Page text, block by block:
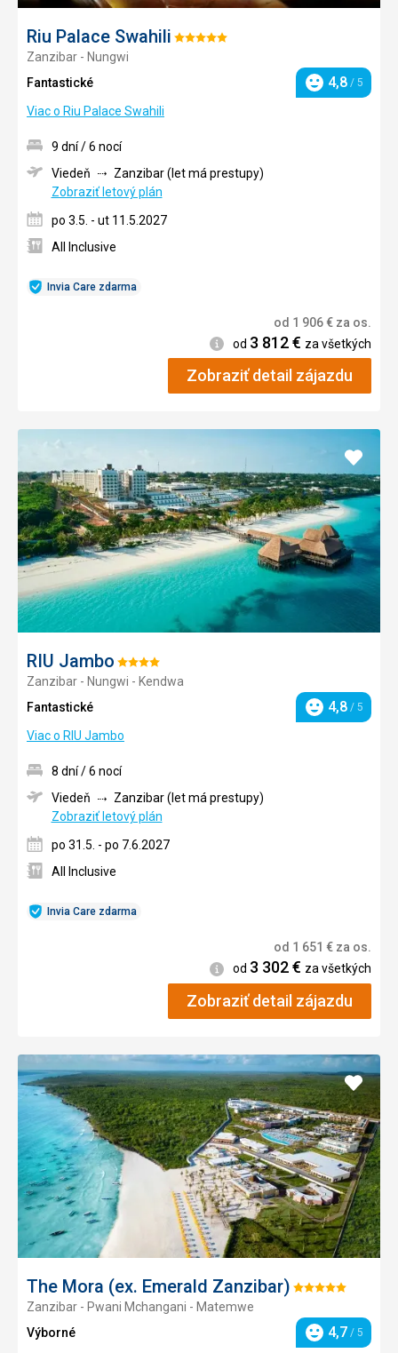
Riu Palace Swahili Hodnotenie:
Zanzibar - Nungwi
Fantastické
Hodnotenie
4,8 / 5
Viac o Riu Palace Swahili
Invia Care zdarma
9 dní / 6 nocí
Viedeň
Zanzibar (let má prestupy)
Zobraziť letový plán
po 3.5. - ut 11.5.2027
All Inclusive
od 1 906€ za os.
Informácie
od 3 812€ za všetkých
Zobraziť detail zájazdu
RIU Jambo Hodnotenie:
4/5
Zanzibar - Nungwi - Kendwa
Fantastické
Hodnotenie
4,8 / 5
Viac o RIU Jambo
Pridať
Invia Care zdarma
8 dní / 6 nocí
Viedeň
Zanzibar (let má prestupy)
Zobraziť letový plán
po 31.5. - po 7.6.2027
All Inclusive
od 1 651 € za os.
Informácie
od 3 302€ za všetkých
Zobraziť detail zájazdu
The Mora (ex. Emerald Zanzibar) Hodnotenie:
Zanzibar - Pwani Mchangani - Matemwe
Výborné
Hodnotenie
4,7 / 5
Pridať
do